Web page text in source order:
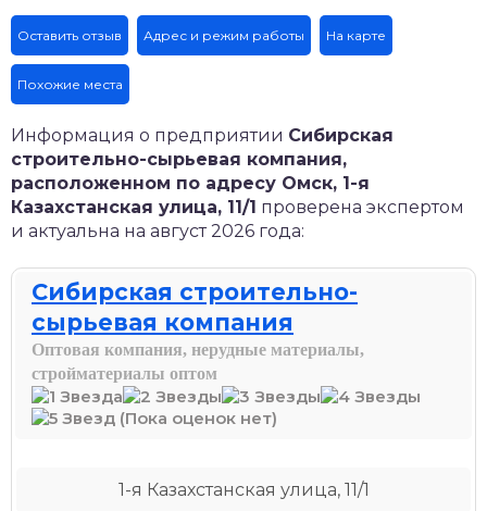
Оставить отзыв Адрес и режим работы На карте
Похожие места
Информация о предприятии Сибирская
строительно-сырьевая компания,
расположенном по адресу Омск, 1-я
Казахстанская улица, 11/1 проверена экспертом
и актуальна на август 2026 года:
Сибирская строительно-
сырьевая компания
Оптовая компания, нерудные материалы,
стройматериалы оптом
(Пока оценок нет)
1-я Казахстанская улица, 11/1